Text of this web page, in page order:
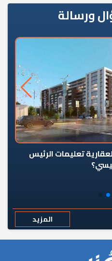
ورسالة
تعليمات الرئيس
المزيد